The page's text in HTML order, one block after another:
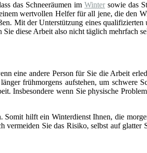
das Schneeräumen im Winter sowie das
wertvollen Helfer für all jene, die den
Mit der Unterstützung eines qualifizierten
diese Arbeit also nicht täglich mehrfach
eine andere Person für Sie die Arbeit
frühmorgens aufstehen, um schwere
Insbesondere wenn Sie physische
Somit hilft ein Winterdienst Ihnen, die
Sie das Risiko, selbst auf glatter